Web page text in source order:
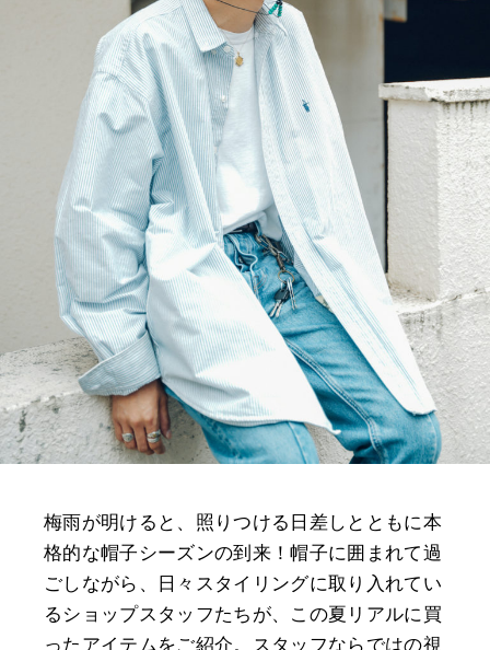
梅雨が明けると、照りつける日差しとともに本
格的な帽子シーズンの到来！帽子に囲まれて過
ごしながら、日々スタイリングに取り入れてい
るショップスタッフたちが、この夏リアルに買
ったアイテムをご紹介。スタッフならではの視